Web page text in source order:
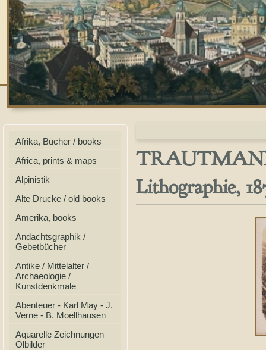
Afrika, Bücher / books
Africa, prints & maps
Alpinistik
Alte Drucke / old books
Amerika, books
Andachtsgraphik /
Gebetbücher
Antike / Mittelalter /
Archaeologie /
Kunstdenkmale
Abenteuer - Karl May - J.
Verne - B. Moellhausen
Aquarelle Zeichnungen
Ölbilder
Lithographie,